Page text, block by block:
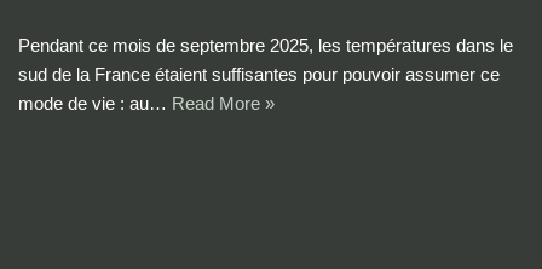
Pendant ce mois de septembre 2025, les températures dans le
sud de la France étaient suffisantes pour pouvoir assumer ce
mode de vie : au… Read More »